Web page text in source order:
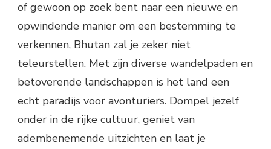
of gewoon op zoek bent naar een nieuwe en
opwindende manier om een bestemming te
verkennen, Bhutan zal je zeker niet
teleurstellen. Met zijn diverse wandelpaden en
betoverende landschappen is het land een
echt paradijs voor avonturiers. Dompel jezelf
onder in de rijke cultuur, geniet van
adembenemende uitzichten en laat je